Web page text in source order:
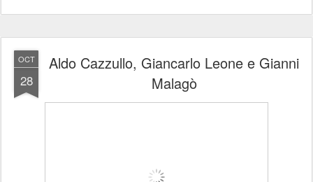
OCT
28
Aldo Cazzullo, Giancarlo Leone e Gianni
Malagò